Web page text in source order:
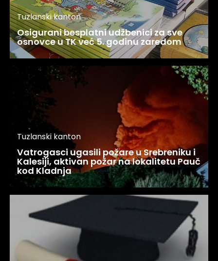
Tuzlanski kanton
Osigurani besplatni udžbenici za sve
osnovce u TK već 5. godinu zaredom
Tuzlanski kanton
Vatrogasci ugasili požare u Srebreniku i
Kalesiji, aktivan požar na lokalitetu Pauč
kod Kladnja